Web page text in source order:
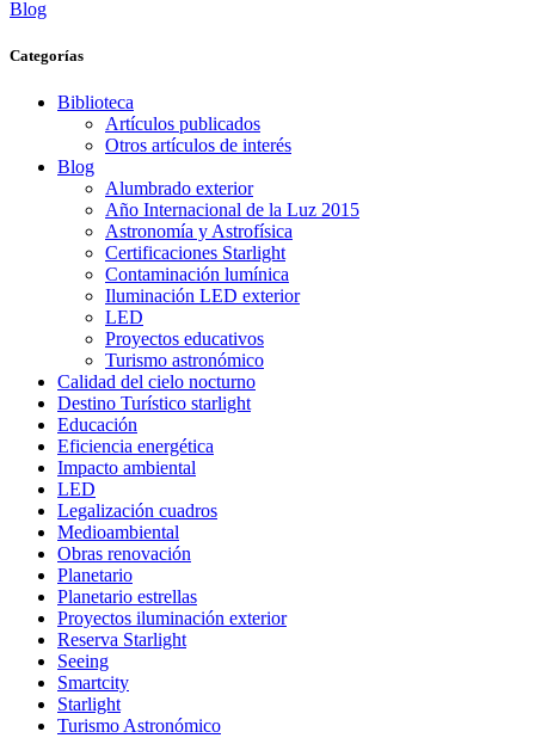
Blog
Categorías
Biblioteca
Artículos publicados
Otros artículos de interés
Blog
Alumbrado exterior
Año Internacional de la Luz 2015
Astronomía y Astrofísica
Certificaciones Starlight
Contaminación lumínica
Iluminación LED exterior
LED
Proyectos educativos
Turismo astronómico
Calidad del cielo nocturno
Destino Turístico starlight
Educación
Eficiencia energética
Impacto ambiental
LED
Legalización cuadros
Medioambiental
Obras renovación
Planetario
Planetario estrellas
Proyectos iluminación exterior
Reserva Starlight
Seeing
Smartcity
Starlight
Turismo Astronómico